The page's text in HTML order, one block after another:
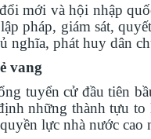
mới và hội nhập
pháp, giám sát,
nghĩa, phát huy dân
vang
tuyển cử đầu tiên
những thành tựu
lực nhà nước cao